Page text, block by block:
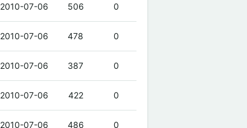
2010-07-06 506 0
2010-07-06 478 0
2010-07-06 387 0
2010-07-06 422 0
2010-07-06 486 0